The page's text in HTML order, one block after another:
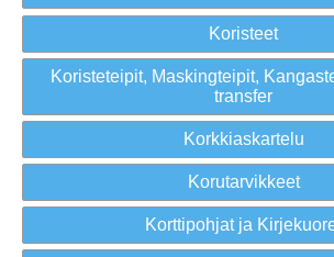
Koristeet
Koristeteipit, Maskingteipit,
transfer
Korkkiaskartelu
Korutarvikkeet
Korttipohjat ja